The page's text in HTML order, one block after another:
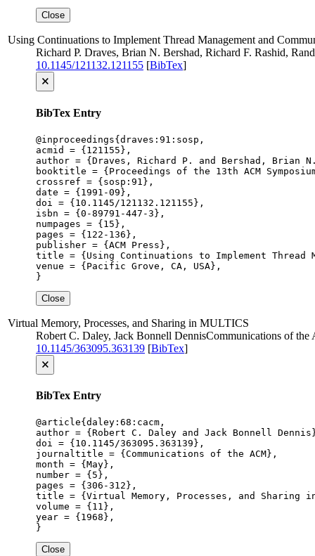
Close
Using Continuations to Implement Thread Management and
Richard P. Draves, Brian N. Bershad, Richard F. Rashid,
10.1145/121132.121155 [BibTex]
🗙
BibTex Entry
@inproceedings{draves:91:sosp,
acmid = {121155},
author = {Draves, Richard P. and Bershad, Brian
booktitle = {Proceedings of the 13th ACM
crossref = {sosp:91},
date = {1991-09},
doi = {10.1145/121132.121155},
isbn = {0-89791-447-3},
numpages = {15},
pages = {122-136},
publisher = {ACM Press},
title = {Using Continuations to Implement Thread
venue = {Pacific Grove, CA, USA},
}
Close
Virtual Memory, Processes, and Sharing in MULTICS
Robert C. Daley, Jack Bonnell DennisCommunications of the
10.1145/363095.363139 [BibTex]
🗙
BibTex Entry
@article{daley:68:cacm,
author = {Robert C. Daley and Jack Bonnell
doi = {10.1145/363095.363139},
journaltitle = {Communications of the ACM},
month = {May},
number = {5},
pages = {306-312},
title = {Virtual Memory, Processes, and Sharing in
volume = {11},
year = {1968},
}
Close